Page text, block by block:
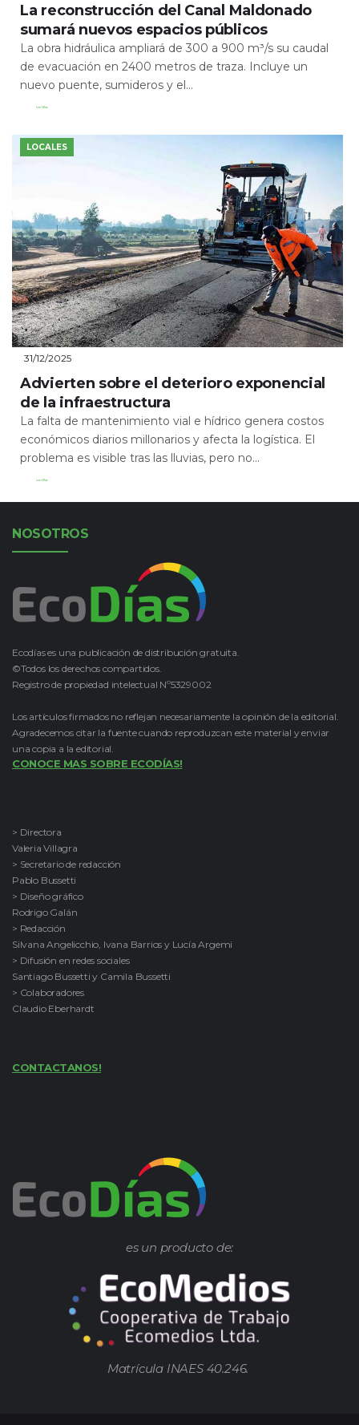
La reconstrucción del Canal Maldonado
sumará nuevos espacios públicos
La obra hidráulica ampliará de 300 a 900 m³/s su caudal
de evacuación en 2400 metros de traza. Incluye un
nuevo puente, sumideros y el...
Leer Más
LOCALES
31/12/2025
Advierten sobre el deterioro exponencial
de la infraestructura
La falta de mantenimiento vial e hídrico genera costos
económicos diarios millonarios y afecta la logística. El
problema es visible tras las lluvias, pero no...
Leer Más
NOSOTROS
Ecodías es una publicación de distribución gratuita.
©Todos los derechos compartidos.
Registro de propiedad intelectual Nº5329002
Los artículos firmados no reflejan necesariamente la opinión de la editorial.
Agradecemos citar la fuente cuando reproduzcan este material y enviar
una copia a la editorial.
CONOCE MAS SOBRE ECODÍAS!
> Directora
Valeria Villagra
> Secretario de redacción
Pablo Bussetti
> Diseño gráfico
Rodrigo Galán
> Redacción
Silvana Angelicchio, Ivana Barrios y Lucía Argemi
> Difusión en redes sociales
Santiago Bussetti y Camila Bussetti
> Colaboradores
Claudio Eberhardt
CONTACTANOS!
es un producto de:
Matrícula INAES 40.246.